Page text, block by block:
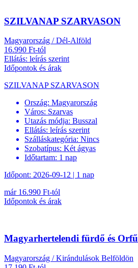
SZILVANAP SZARVASON
Magyarország / Dél-Alföld
16.990 Ft-tól
Ellátás: leírás szerint
Időpontok és árak
SZILVANAP SZARVASON
Ország: Magyarország
Város: Szarvas
Utazás módja: Busszal
Ellátás: leírás szerint
Szálláskategória: Nincs
Szobatípus: Két ágyas
Időtartam: 1 nap
Időpont: 2026-09-12 | 1 nap
már 16.990 Ft-tól
Időpontok és árak
Magyarhertelendi fürdő és Orfű
Magyarország / Kirándulások Belföldön